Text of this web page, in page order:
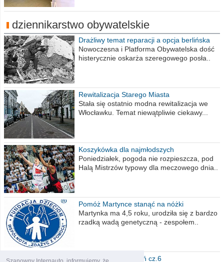
dziennikarstwo obywatelskie
Drażliwy temat reparacji a opcja berlińska
Nowoczesna i Platforma Obywatelska dość
histerycznie oskarża szeregowego posła..
Rewitalizacja Starego Miasta
Stała się ostatnio modna rewitalizacja we
Włocławku. Temat niewątpliwie ciekawy...
Koszykówka dla najmłodszych
Poniedziałek, pogoda nie rozpieszcza, pod
Halą Mistrzów typowy dla meczowego dnia..
Pomóż Martynce stanąć na nóżki
Martynka ma 4,5 roku, urodziła się z bardzo
rzadką wadą genetyczną - zespołem..
Polska moich marzeń cz.6